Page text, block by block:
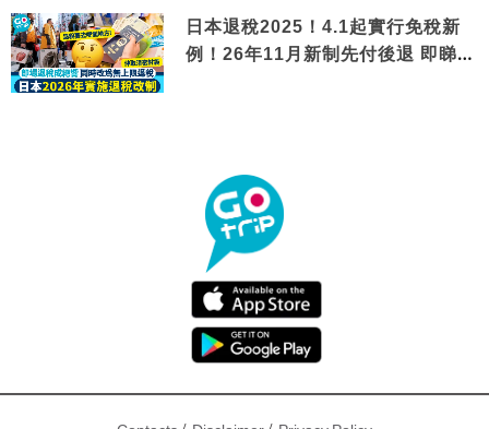
日本退稅2025！4.1起實行免稅新
例！26年11月新制先付後退 即睇步